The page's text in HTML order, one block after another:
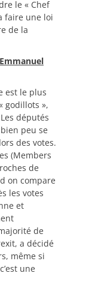
le « Chef
faire une loi
de la
est le plus
godillots »,
députés
peu se
des votes.
(Members
de
on compare
les votes
et
de
a décidé
même si
une